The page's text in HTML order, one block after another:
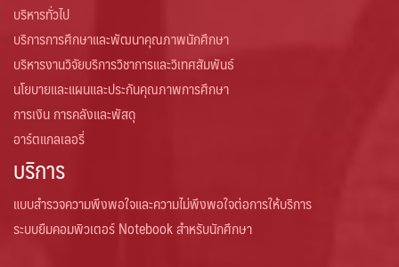
บริหารทั่วไป
บริการการศึกษาและพัฒนาคุณภาพนักศึกษา
บริหารงานวิจัยบริการวิชาการและวิเทศสัมพันธ์
นโยบายและแผนและประกันคุณภาพการศึกษา
การเงิน การคลังและพัสดุ
อาร์ตแกลเลอรี่
บริการ
แบบสำรวจความพึงพอใจและความไม่พึงพอใจต่อการให้บริการ
ระบบยืมคอมพิวเตอร์ Notebook สำหรับนักศึกษา